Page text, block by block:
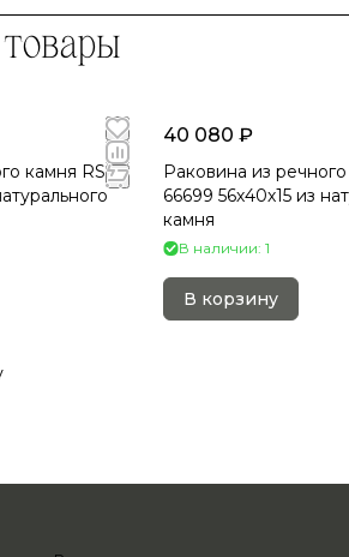
камня RS-
40 080 ₽
Раковина из
66699 56х40х15 из
камня
В наличии: 1
В корзину